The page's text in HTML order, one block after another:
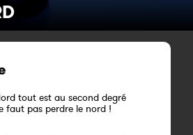
tout est au second degré
faut pas perdre le nord !